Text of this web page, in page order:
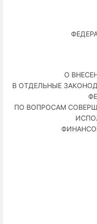
О
В ОТДЕЛЬНЫЕ
ПО ВОПРОСАМ